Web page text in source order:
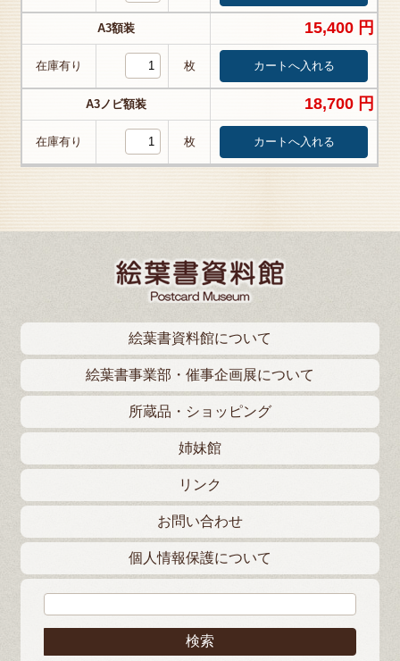
A3額装 15,400 円
在庫有り 枚
A3ノビ額装 18,700 円
在庫有り 枚
絵葉書資料館について
絵葉書事業部・催事企画展について
所蔵品・ショッピング
姉妹館
リンク
お問い合わせ
個人情報保護について